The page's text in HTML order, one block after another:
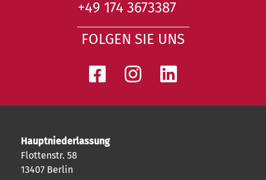
+49 174 3673387
FOLGEN SIE UNS
Hauptniederlassung
Flottenstr. 58
13407 Berlin